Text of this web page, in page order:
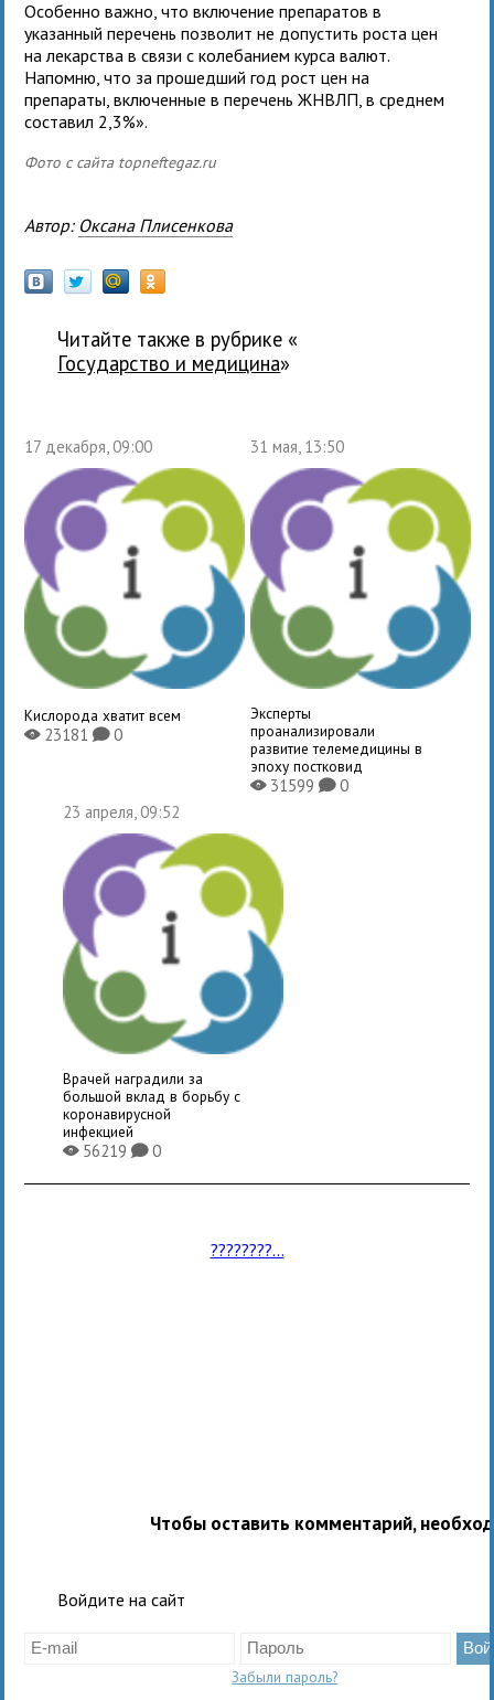
Особенно важно, что включение препаратов в
указанный перечень позволит не допустить роста цен
на лекарства в связи с колебанием курса валют.
Напомню, что за прошедший год рост цен на
препараты, включенные в перечень ЖНВЛП, в среднем
составил 2,3%».
Фото с сайта topneftegaz.ru
Автор: Оксана Плисенкова
Читайте также в рубрике «
государство и медицина»
17 декабря, 09:00
Кислорода хватит всем
X23181K0
31 мая, 13:50
Эксперты
проанализировали
развитие телемедицины в
эпоху постковид
X31599 K0
23 апреля, 09:52
Врачей наградили за
большой вклад в борьбу с
коронавирусной
инфекцией
X56219K0
????????...
Чтобы оставить комментарий,
Войдите на сайт
Забыли пароль?